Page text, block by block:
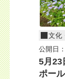
文化
公開日
5月
ポー